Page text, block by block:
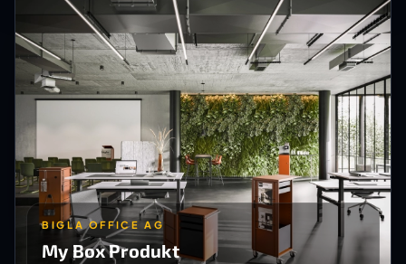
BIGLA OFFICE AG
My Box Produkt